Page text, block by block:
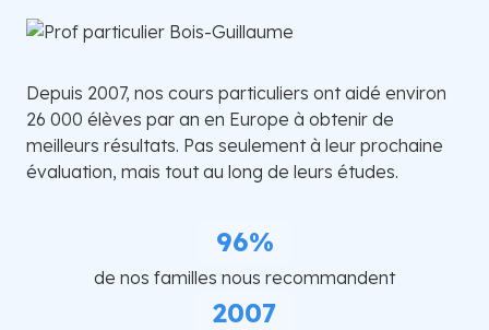
Depuis 2007, nos cours particuliers ont aidé environ
26 000 élèves par an en Europe à obtenir de
meilleurs résultats. Pas seulement à leur prochaine
évaluation, mais tout au long de leurs études.
96%
de nos familles nous recommandent
2007